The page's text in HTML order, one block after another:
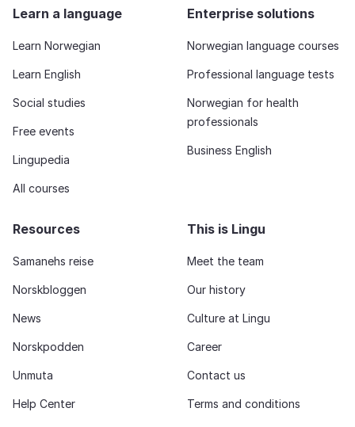
Learn a language
Learn Norwegian
Learn English
Social studies
Free events
Lingupedia
All courses
Enterprise solutions
Norwegian language courses
Professional language tests
Norwegian for health
professionals
Business English
Resources
Samanehs reise
Norskbloggen
News
Norskpodden
Unmuta
Help Center
This is Lingu
Meet the team
Our history
Culture at Lingu
Career
Contact us
Terms and conditions